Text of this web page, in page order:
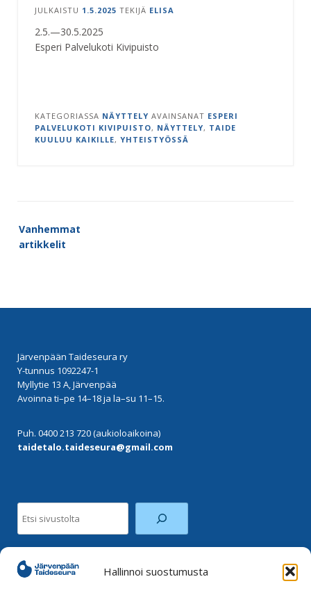
Hallinnoi suostumusta
JULKAISTU 1.5.2025 TEKIJÄ ELISA
2.5.—30.5.2025
Esperi Palvelukoti Kivipuisto
KATEGORIASSA NÄYTTELY AVAINSANAT ESPERI
PALVELUKOTI KIVIPUISTO, NÄYTTELY, TAIDE
KUULUU KAIKILLE, YHTEISTYÖSSÄ
Artikkelien
selaus
Vanhemmat
artikkelit
Järvenpään Taideseura ry
Y-tunnus 1092247-1
Myllytie 13 A, Järvenpää
Avoinna ti–pe 14–18 ja la–su 11–15.
Puh. 0400 213 720 (aukioloaikoina)
taidetalo.taideseura@gmail.com